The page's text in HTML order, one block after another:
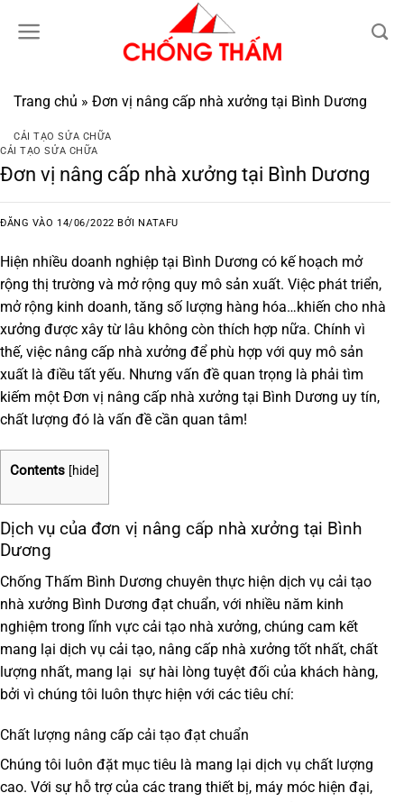
qua
Trang chủ » Đơn vị nâng cấp nhà xưởng tại Bình Dương
CẢI TẠO SỬA CHỮA
CẢI TẠO SỬA CHỮA
Đơn vị nâng cấp nhà xưởng tại Bình Dương
ĐĂNG VÀO 14/06/2022 BỞINATAFU
Hiện nhiều doanh nghiệp tại Bình Dương có kế hoạch mở
rộng thị trường và mở rộng quy mô sản xuất. Việc phát triển,
mở rộng kinh doanh, tăng số lượng hàng hóa…khiến cho nhà
xưởng được xây từ lâu không còn thích hợp nữa. Chính vì
thế, việc nâng cấp nhà xưởng để phù hợp với quy mô sản
xuất là điều tất yếu. Nhưng vấn đề quan trọng là phải tìm
kiếm một Đơn vị nâng cấp nhà xưởng tại Bình Dương uy tín,
chất lượng đó là vấn đề cần quan tâm!
Contents [hide]
Dịch vụ của đơn vị nâng cấp nhà xưởng tại Bình
Dương
Chống Thấm Bình Dương chuyên thực hiện dịch vụ cải tạo
nhà xưởng Bình Dương đạt chuẩn, với nhiều năm kinh
nghiệm trong lĩnh vực cải tạo nhà xưởng, chúng cam kết
mang lại dịch vụ cải tạo, nâng cấp nhà xưởng tốt nhất, chất
lượng nhất, mang lại sự hài lòng tuyệt đối của khách hàng,
bởi vì chúng tôi luôn thực hiện với các tiêu chí:
Chất lượng nâng cấp cải tạo đạt chuẩn
Chúng tôi luôn đặt mục tiêu là mang lại dịch vụ chất lượng
cao. Với sự hỗ trợ của các trang thiết bị, máy móc hiện đại,